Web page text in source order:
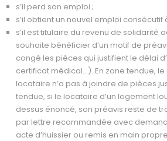
s’il perd son emploi ;
s’il obtient un nouvel emploi consécutif
s’il est titulaire du revenu de solidarité
souhaite bénéficier d’un motif de
congé les pièces qui justifient le délai
certificat médical…). En zone tendue,
locataire n’a pas à joindre de pièces
tendue, si le locataire d’un logement
dessus énoncé, son préavis reste de
par lettre recommandée avec
acte d’huissier ou remis en main